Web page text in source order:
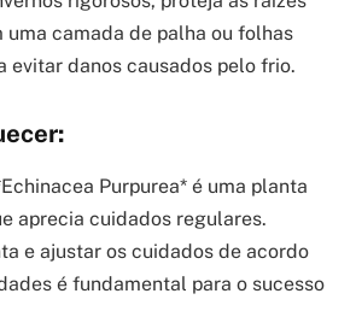
uma camada de palha ou folhas
evitar danos causados pelo frio.
Purpurea* é uma planta
aprecia cuidados regulares.
e ajustar os cuidados de acordo
é fundamental para o sucesso